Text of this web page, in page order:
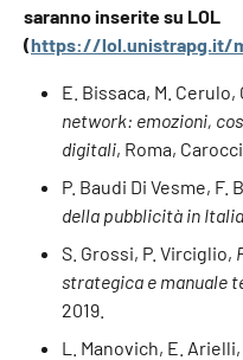
saranno inserite su LOL
(https://lol.unistrapg.it/
E. Bissaca, M. Cerulo,
network: emozioni,
digitali, Roma,
P. Baudi Di Vesme, F.
della pubblicità in Italia
S. Grossi, P. Virciglio,
strategica e manuale
2019.
L. Manovich, E. Arielli,